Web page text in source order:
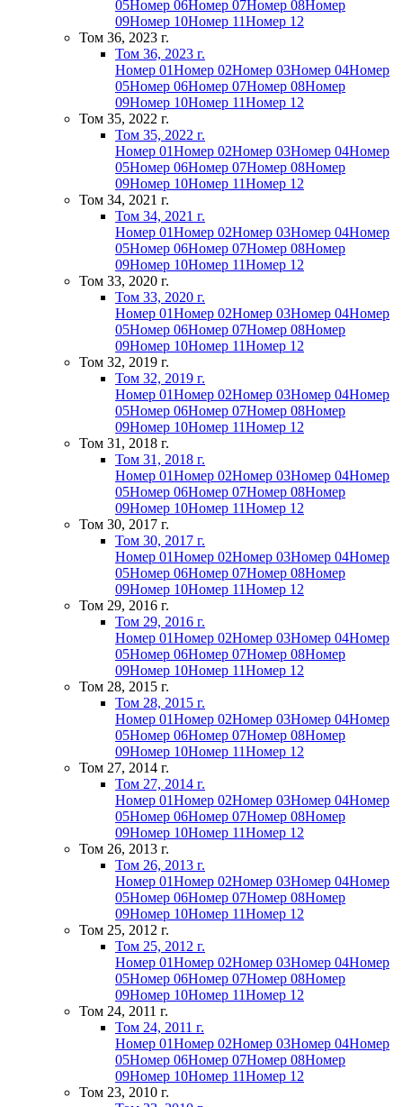
05Номер 06Номер 07Номер 08Номер
09Номер 10Номер 11Номер 12
Том 36, 2023 г.
Том 36, 2023 г.
Номер 01Номер 02Номер 03Номер 04Номер
05Номер 06Номер 07Номер 08Номер
09Номер 10Номер 11Номер 12
Том 35, 2022 г.
Том 35, 2022 г.
Номер 01Номер 02Номер 03Номер 04Номер
05Номер 06Номер 07Номер 08Номер
09Номер 10Номер 11Номер 12
Том 34, 2021 г.
Том 34, 2021 г.
Номер 01Номер 02Номер 03Номер 04Номер
05Номер 06Номер 07Номер 08Номер
09Номер 10Номер 11Номер 12
Том 33, 2020 г.
Том 33, 2020 г.
Номер 01Номер 02Номер 03Номер 04Номер
05Номер 06Номер 07Номер 08Номер
09Номер 10Номер 11Номер 12
Том 32, 2019 г.
Том 32, 2019 г.
Номер 01Номер 02Номер 03Номер 04Номер
05Номер 06Номер 07Номер 08Номер
09Номер 10Номер 11Номер 12
Том 31, 2018 г.
Том 31, 2018 г.
Номер 01Номер 02Номер 03Номер 04Номер
05Номер 06Номер 07Номер 08Номер
09Номер 10Номер 11Номер 12
Том 30, 2017 г.
Том 30, 2017 г.
Номер 01Номер 02Номер 03Номер 04Номер
05Номер 06Номер 07Номер 08Номер
09Номер 10Номер 11Номер 12
Том 29, 2016 г.
Том 29, 2016 г.
Номер 01Номер 02Номер 03Номер 04Номер
05Номер 06Номер 07Номер 08Номер
09Номер 10Номер 11Номер 12
Том 28, 2015 г.
Том 28, 2015 г.
Номер 01Номер 02Номер 03Номер 04Номер
05Номер 06Номер 07Номер 08Номер
09Номер 10Номер 11Номер 12
Том 27, 2014 г.
Том 27, 2014 г.
Номер 01Номер 02Номер 03Номер 04Номер
05Номер 06Номер 07Номер 08Номер
09Номер 10Номер 11Номер 12
Том 26, 2013 г.
Том 26, 2013 г.
Номер 01Номер 02Номер 03Номер 04Номер
05Номер 06Номер 07Номер 08Номер
09Номер 10Номер 11Номер 12
Том 25, 2012 г.
Том 25, 2012 г.
Номер 01Номер 02Номер 03Номер 04Номер
05Номер 06Номер 07Номер 08Номер
09Номер 10Номер 11Номер 12
Том 24, 2011 г.
Том 24, 2011 г.
Номер 01Номер 02Номер 03Номер 04Номер
05Номер 06Номер 07Номер 08Номер
09Номер 10Номер 11Номер 12
Том 23, 2010 г.